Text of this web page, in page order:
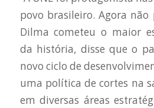
povo brasileiro. Agora não
Dilma cometeu o maior
da história, disse que o
novo ciclo de
uma política de cortes na
em diversas áreas